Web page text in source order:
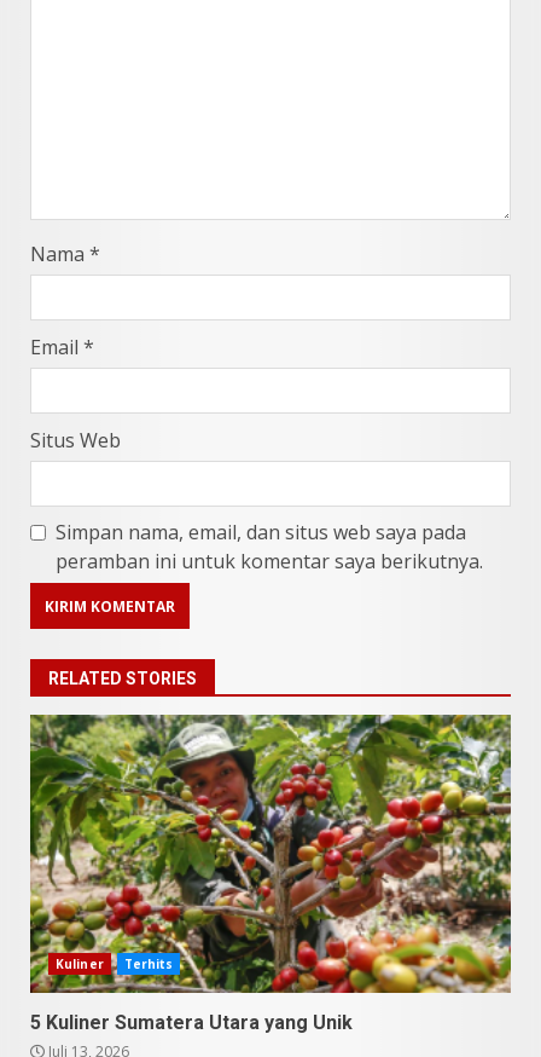
Nama *
Email *
Situs Web
Simpan nama, email, dan situs web saya pada
peramban ini untuk komentar saya berikutnya.
RELATED STORIES
Kuliner Terhits
5 Kuliner Sumatera Utara yang Unik
Juli 13, 2026
3
9 Makanan Batak yang Wajib
Diketahui! Budaya Batak yang
Jarang Dipahami Orang
Indonesia
Juni 25, 2026